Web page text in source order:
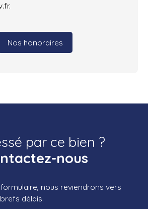
Nos honoraires
par ce bien ?
nous
nous reviendrons vers
délais.